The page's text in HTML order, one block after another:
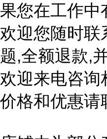
果您在工作中
欢迎您随时联
题,全额退款,
欢迎来电咨询
价格和优惠请